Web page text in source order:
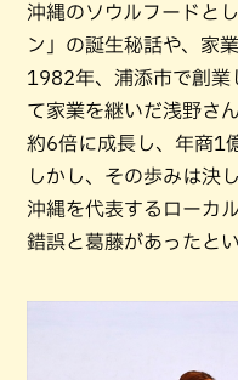
沖縄のソウルフードと
ン」の誕生秘話や、家
1982年、浦添市で創業
て家業を継いだ浅野さ
約6倍に成長し、年商1
しかし、その歩みは決
沖縄を代表するローカ
錯誤と葛藤があったとい